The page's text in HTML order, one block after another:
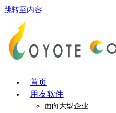
跳转至内容
首页
用友软件
面向大型企业